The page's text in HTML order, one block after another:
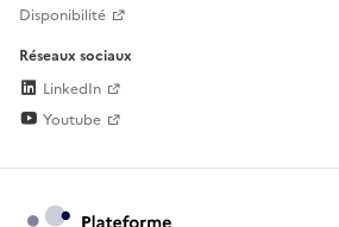
Disponibilité
Réseaux sociaux
LinkedIn
Youtube